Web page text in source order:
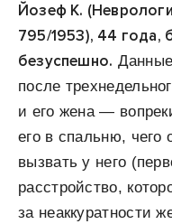
Йозеф К.
795/1953), 44 года,
безуспешно.
после
и его жена —
его в спальню, чего
вызвать у него
расстройство,
за неаккуратности